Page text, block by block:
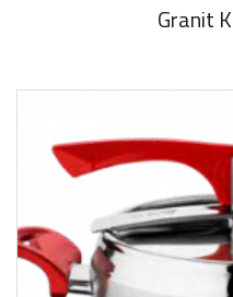
Granit